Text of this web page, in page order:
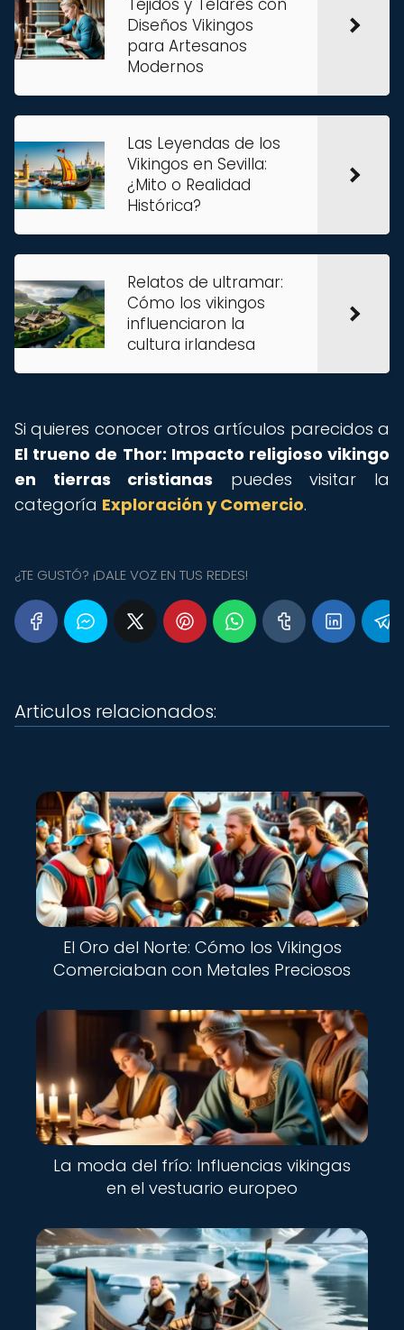
Tejidos y Telares con
Diseños Vikingos
para Artesanos
Modernos
Las Leyendas de los
Vikingos en Sevilla:
¿Mito o Realidad
Histórica?
Relatos de ultramar:
Cómo los vikingos
influenciaron la
cultura irlandesa
Si quieres conocer otros artículos parecidos a
El trueno de Thor: Impacto religioso vikingo
en tierras cristianas puedes visitar la
categoría Exploración y Comercio.
¿TE GUSTÓ? ¡DALE VOZ EN TUS REDES!
Articulos relacionados:
El Oro del Norte: Cómo los Vikingos
Comerciaban con Metales Preciosos
La moda del frío: Influencias vikingas
en el vestuario europeo